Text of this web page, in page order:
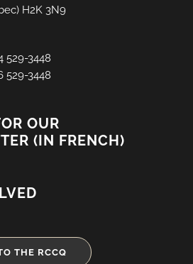
H2K 3N9
529-3448
529-3448
OUR
(IN FRENCH)
THE RCCQ